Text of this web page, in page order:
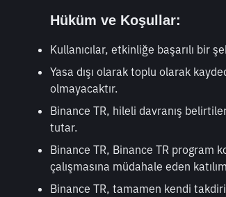
Hüküm ve Koşullar:
Kullanıcılar, etkinliğe başarılı bir
Yasa dışı olarak toplu olarak
olmayacaktır.
Binance TR, hileli davranış
tutar.
Binance TR, Binance TR program
çalışmasına müdahale eden
Binance TR, tamamen kendi